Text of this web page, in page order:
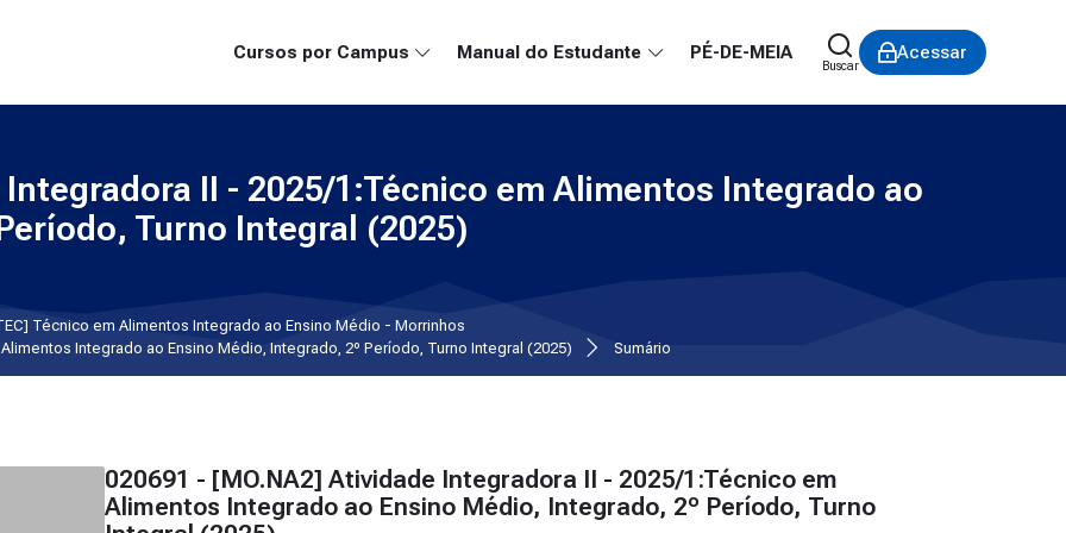
Cursos por Campus
Manual do Estudante PÉ-DE-MEIA
Buscar
Acessar
II - 2025/1:Técnico em Alimentos Integrado ao
Turno Integral (2025)
Técnico em Alimentos Integrado ao Ensino Médio - Morrinhos
Integrado ao Ensino Médio, Integrado, 2º Período, Turno Integral (2025)
Sumário
020691 - [MO.NA2] Atividade Integradora II - 2025/1:Técnico em
Alimentos Integrado ao Ensino Médio, Integrado, 2º Período, Turno